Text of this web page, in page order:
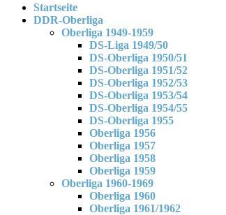
Startseite
DDR-Oberliga
Oberliga 1949-1959
DS-Liga 1949/50
DS-Oberliga 1950/51
DS-Oberliga 1951/52
DS-Oberliga 1952/53
DS-Oberliga 1953/54
DS-Oberliga 1954/55
DS-Oberliga 1955
Oberliga 1956
Oberliga 1957
Oberliga 1958
Oberliga 1959
Oberliga 1960-1969
Oberliga 1960
Oberliga 1961/1962